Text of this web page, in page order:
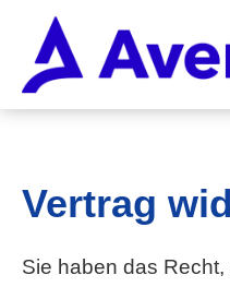
Vertrag
Sie haben das